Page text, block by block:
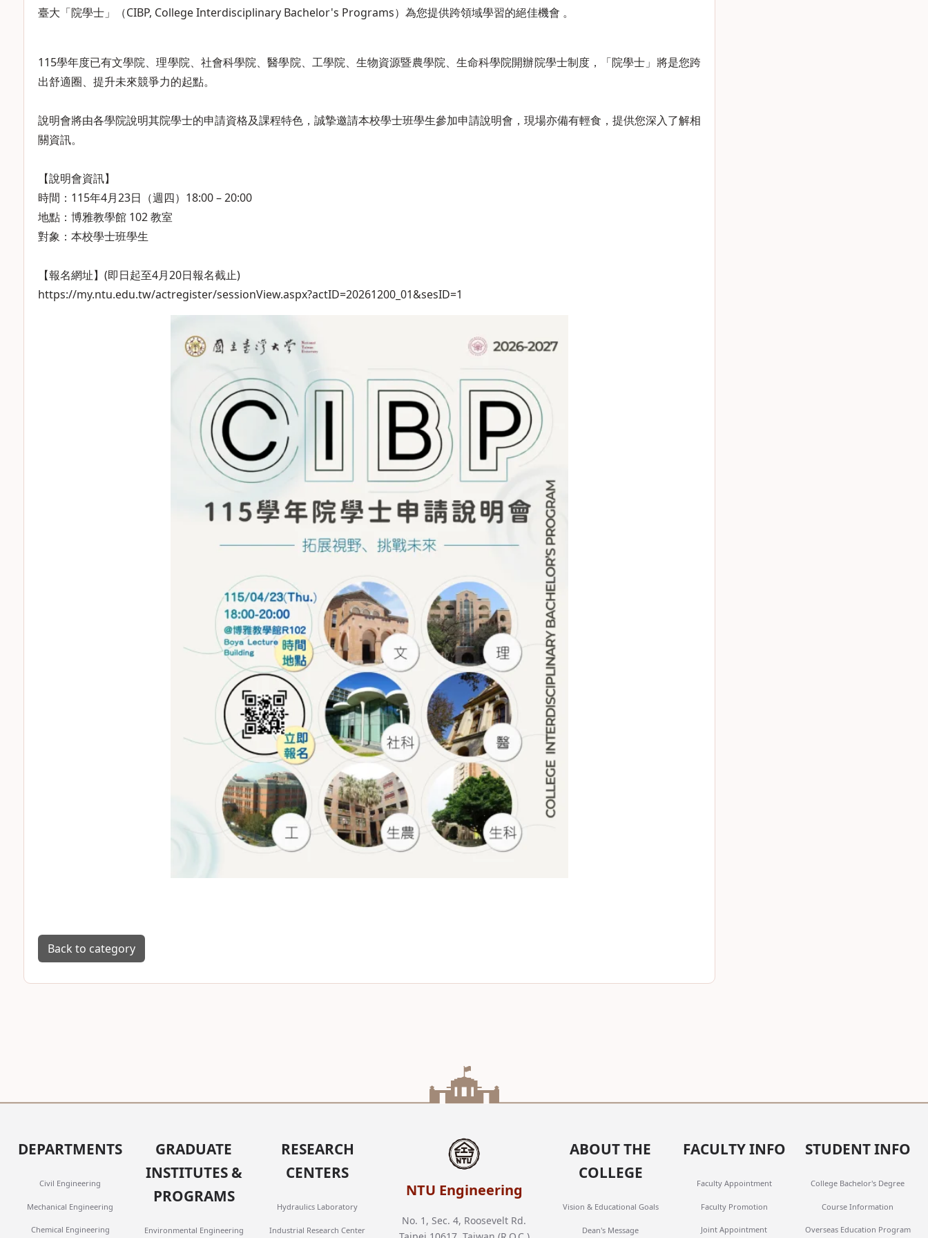
臺大「院學士」（CIBP, College Interdisciplinary Bachelor's Programs）為您提供跨領域學習的絕佳機會 。
115學年度已有文學院、理學院、社會科學院、醫學院、工學院、生物資源暨農學院、生命科學院開辦院學士制度，「院學士」將是您跨
出舒適圈、提升未來競爭力的起點。
說明會將由各學院說明其院學士的申請資格及課程特色，誠摯邀請本校學士班學生參加申請說明會，現場亦備有輕食，提供您深入了解相
關資訊。
【說明會資訊】
時間：115年4月23日（週四）18:00 – 20:00
地點：博雅教學館 102 教室
對象：本校學士班學生
【報名網址】(即日起至4月20日報名截止)
https://my.ntu.edu.tw/actregister/sessionView.aspx?actID=20261200_01&sesID=1
Back to category
DEPARTMENTS
Civil Engineering
Mechanical Engineering
Chemical Engineering
GRADUATE
INSTITUTES &
PROGRAMS
Environmental Engineering
RESEARCH
CENTERS
Hydraulics Laboratory
Industrial Research Center
NTU Engineering
No. 1, Sec. 4, Roosevelt Rd.
ABOUT THE
COLLEGE
Vision & Educational Goals
Dean's Message
FACULTY INFO
Faculty Appointment
Faculty Promotion
Joint Appointment
STUDENT INFO
College Bachelor's Degree
Course Information
Overseas Education Program